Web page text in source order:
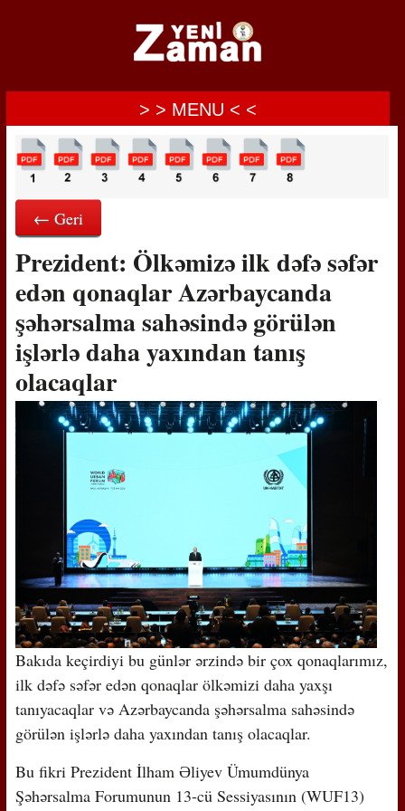
> > MENU < <
← Geri
Prezident: Ölkəmizə ilk dəfə səfər
edən qonaqlar Azərbaycanda
şəhərsalma sahəsində görülən
işlərlə daha yaxından tanış
olacaqlar
Bakıda keçirdiyi bu günlər ərzində bir çox qonaqlarımız,
ilk dəfə səfər edən qonaqlar ölkəmizi daha yaxşı
tanıyacaqlar və Azərbaycanda şəhərsalma sahəsində
görülən işlərlə daha yaxından tanış olacaqlar.
Bu fikri Prezident İlham Əliyev Ümumdünya
Şəhərsalma Forumunun 13-cü Sessiyasının (WUF13)